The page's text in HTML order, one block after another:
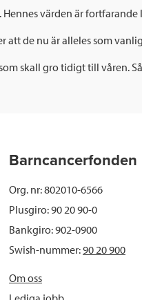
värden är
att de nu är alleles som
skall gro tidigt till våren.
Barncancerfonden
Org. nr: 802010-6566
Plusgiro: 90 20 90-0
Bankgiro: 902-0900
Swish-nummer:90 20 900
Om oss